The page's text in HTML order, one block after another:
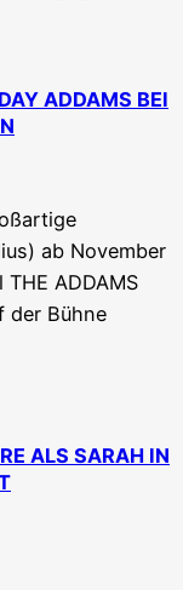
ADDAMS BEI
ab November
ADDAMS
der Bühne
ALS SARAH IN